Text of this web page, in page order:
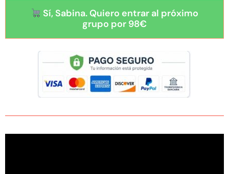
Sí, Sabina. Quiero entrar al próximo
grupo por 98€